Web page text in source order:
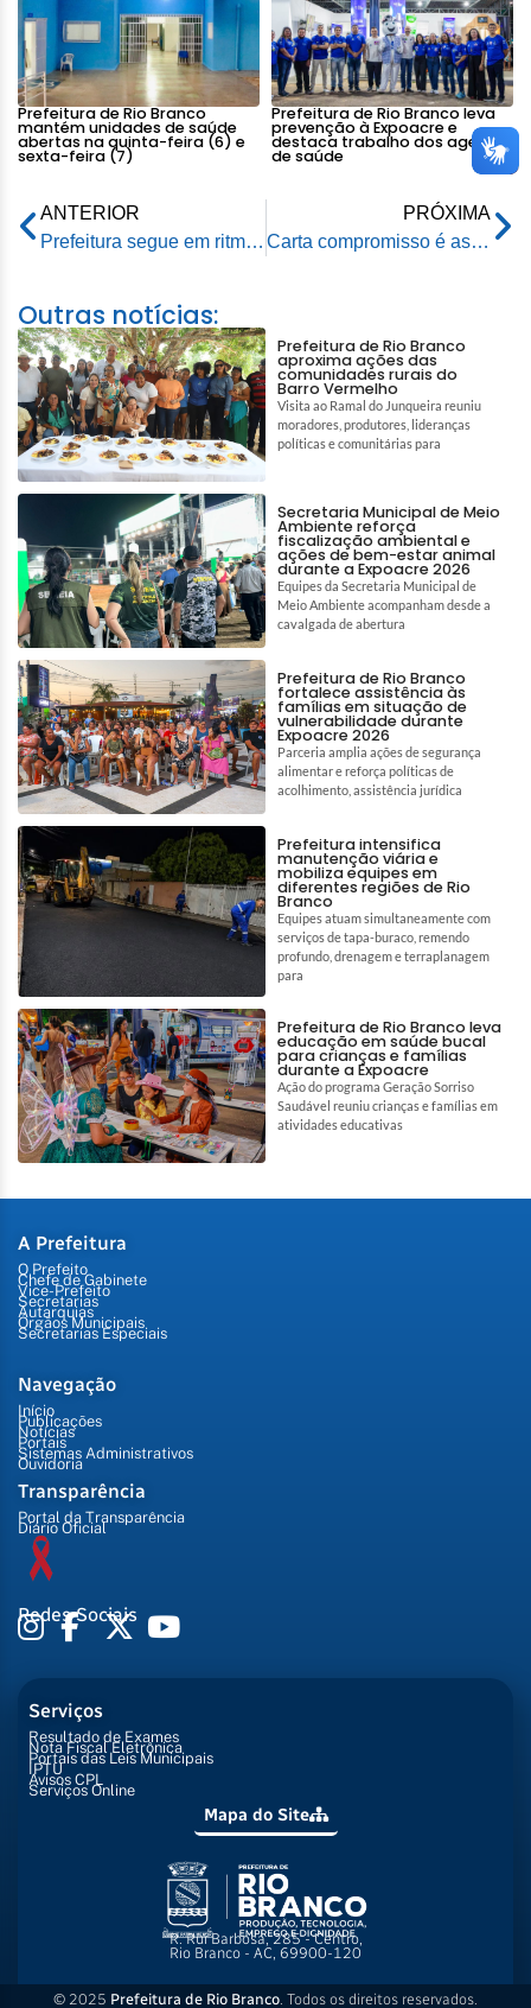
Prefeitura de Rio Branco
mantém unidades de saúde
abertas na quinta-feira (6) e
sexta-feira (7)
Prefeitura de Rio Branco leva
prevenção à Expoacre e
destaca trabalho dos agentes
de saúde
ANTERIOR
Prefeitura segue em ritmo acelerado na manutenção da estrutura da USF Deucimar Pinheiro
PRÓXIMA
Carta compromisso é assinada para combater a exploração sexual de crianças e adolescentes
Outras notícias:
Prefeitura de Rio Branco
aproxima ações das
comunidades rurais do
Barro Vermelho
Visita ao Ramal do Junqueira reuniu
moradores, produtores, lideranças
políticas e comunitárias para
Secretaria Municipal de Meio
Ambiente reforça
fiscalização ambiental e
ações de bem-estar animal
durante a Expoacre 2026
Equipes da Secretaria Municipal de
Meio Ambiente acompanham desde a
cavalgada de abertura
Prefeitura de Rio Branco
fortalece assistência às
famílias em situação de
vulnerabilidade durante
Expoacre 2026
Parceria amplia ações de segurança
alimentar e reforça políticas de
acolhimento, assistência jurídica
Prefeitura intensifica
manutenção viária e
mobiliza equipes em
diferentes regiões de Rio
Branco
Equipes atuam simultaneamente com
serviços de tapa-buraco, remendo
profundo, drenagem e terraplanagem
para
Prefeitura de Rio Branco leva
educação em saúde bucal
para crianças e famílias
durante a Expoacre
Ação do programa Geração Sorriso
Saudável reuniu crianças e famílias em
atividades educativas
A Prefeitura
O Prefeito
Chefe de Gabinete
Vice-Prefeito
Secretarias
Autarquias
Órgãos Municipais
Secretarias Especiais
Navegação
Início
Publicações
Notícias
Portais
Sistemas Administrativos
Ouvidoria
Transparência
Portal da Transparência
Diário Oficial
Redes Sociais
Serviços
Resultado de Exames
Nota Fiscal Eletrônica
Portais das Leis Municipais
IPTU
Avisos CPL
Serviços Online
Mapa do Site
R. Rui Barbosa, 285 - Centro,
Rio Branco - AC, 69900-120
© 2025 Prefeitura de Rio Branco . Todos os direitos reservados.